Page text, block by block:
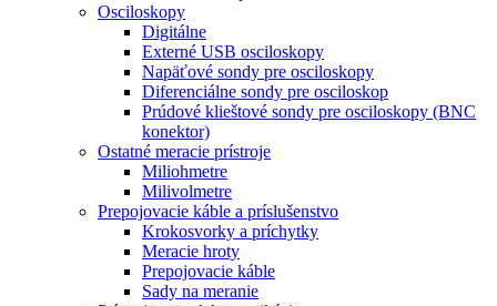
Osciloskopy
Digitálne
Externé USB osciloskopy
Napäťové sondy pre osciloskopy
Diferenciálne sondy pre osciloskop
Prúdové klieštové sondy pre osciloskopy (BNC
konektor)
Ostatné meracie prístroje
Miliohmetre
Milivolmetre
Prepojovacie káble a príslušenstvo
Krokosvorky a príchytky
Meracie hroty
Prepojovacie káble
Sady na meranie